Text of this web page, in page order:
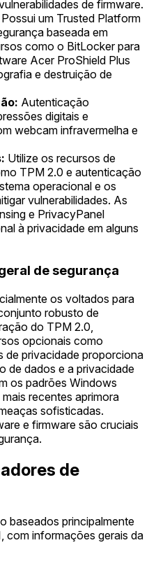
de firmware.
Possui um Trusted Platform
baseada em
como o BitLocker para
Acer ProShield Plus
e destruição de
Autenticação
digitais e
webcam infravermelha e
Utilize os recursos de
TPM 2.0 e autenticação
operacional e os
vulnerabilidades. As
e PrivacyPanel
à privacidade em alguns
de segurança
os voltados para
robusto de
do TPM 2.0,
opcionais como
de privacidade proporciona
de dados e a privacidade
os padrões Windows
recentes aprimora
sofisticadas.
e firmware são cruciais
de
baseados principalmente
com informações gerais da